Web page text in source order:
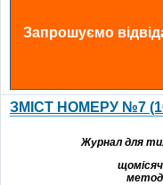
Запрошуємо
ЗМІСТ НОМЕРУ №7
Журнал для